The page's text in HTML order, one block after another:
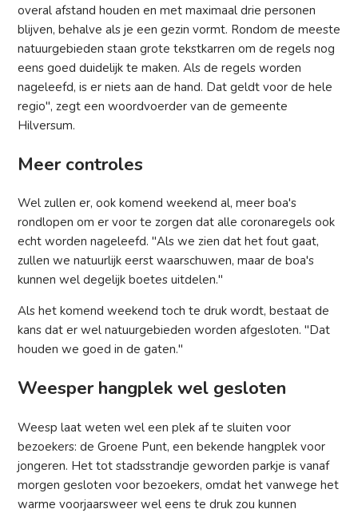
overal afstand houden en met maximaal drie personen
blijven, behalve als je een gezin vormt. Rondom de meeste
natuurgebieden staan grote tekstkarren om de regels nog
eens goed duidelijk te maken. Als de regels worden
nageleefd, is er niets aan de hand. Dat geldt voor de hele
regio", zegt een woordvoerder van de gemeente
Hilversum.
Meer controles
Wel zullen er, ook komend weekend al, meer boa's
rondlopen om er voor te zorgen dat alle coronaregels ook
echt worden nageleefd. "Als we zien dat het fout gaat,
zullen we natuurlijk eerst waarschuwen, maar de boa's
kunnen wel degelijk boetes uitdelen."
Als het komend weekend toch te druk wordt, bestaat de
kans dat er wel natuurgebieden worden afgesloten. "Dat
houden we goed in de gaten."
Weesper hangplek wel gesloten
Weesp laat weten wel een plek af te sluiten voor
bezoekers: de Groene Punt, een bekende hangplek voor
jongeren. Het tot stadsstrandje geworden parkje is vanaf
morgen gesloten voor bezoekers, omdat het vanwege het
warme voorjaarsweer wel eens te druk zou kunnen